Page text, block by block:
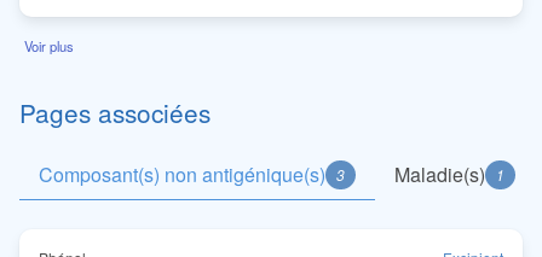
Voir plus
Pages associées
Composant(s) non antigénique(s) 3 Maladie(s) 1